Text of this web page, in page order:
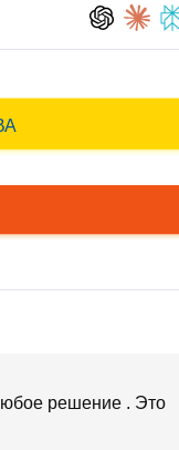
решение . Это